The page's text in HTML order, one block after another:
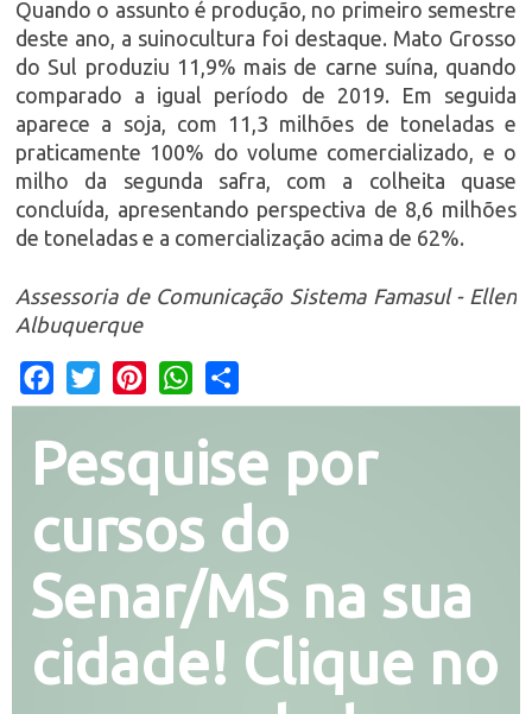
Quando o assunto é produção, no primeiro semestre
deste ano, a suinocultura foi destaque. Mato Grosso
do Sul produziu 11,9% mais de carne suína, quando
comparado a igual período de 2019. Em seguida
aparece a soja, com 11,3 milhões de toneladas e
praticamente 100% do volume comercializado, e o
milho da segunda safra, com a colheita quase
concluída, apresentando perspectiva de 8,6 milhões
de toneladas e a comercialização acima de 62%.
Assessoria de Comunicação Sistema Famasul - Ellen
Albuquerque
Facebook
Twitter PinterestWhatsApp
Pesquise por
cursos do
Senar/MS na sua
cidade! Clique no